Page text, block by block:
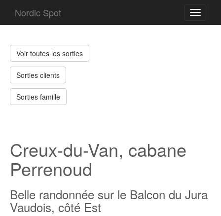
Toggle
Nordic Spot
Voir toutes les sorties
Sorties clients
Sorties famille
Creux-du-Van, cabane
Perrenoud
Belle randonnée sur le Balcon du Jura
Vaudois, côté Est